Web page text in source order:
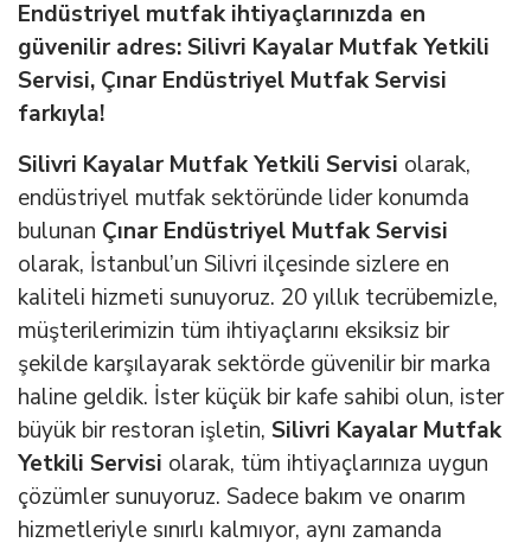
Endüstriyel mutfak ihtiyaçlarınızda en
güvenilir adres: Silivri Kayalar Mutfak Yetkili
Servisi, Çınar Endüstriyel Mutfak Servisi
farkıyla!
Silivri Kayalar Mutfak Yetkili Servisi olarak,
endüstriyel mutfak sektöründe lider konumda
bulunan Çınar Endüstriyel Mutfak Servisi
olarak, İstanbul’un Silivri ilçesinde sizlere en
kaliteli hizmeti sunuyoruz. 20 yıllık tecrübemizle,
müşterilerimizin tüm ihtiyaçlarını eksiksiz bir
şekilde karşılayarak sektörde güvenilir bir marka
haline geldik. İster küçük bir kafe sahibi olun, ister
büyük bir restoran işletin, Silivri Kayalar Mutfak
Yetkili Servisi olarak, tüm ihtiyaçlarınıza uygun
çözümler sunuyoruz. Sadece bakım ve onarım
hizmetleriyle sınırlı kalmıyor, aynı zamanda